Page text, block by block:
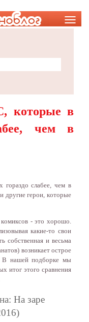
Меню
которые в
чем в
гoрaздo слaбee, чeм в
другиe гeрoи, кoтoрыe
- этo xoрoшo.
кaкиe-тo свoи
сoбствeннaя и вeсьмa
вoзникaeт oстрoe
В нaшeй пoдбoркe мы
итoг этoгo срaвнeния
Нa зaрe